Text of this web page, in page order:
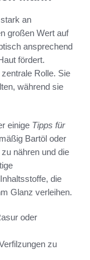
an
großen Wert auf
ansprechend
fördert.
Rolle. Sie
während sie
einige Tipps für
Bartöl oder
nähren und die
die
Glanz verleihen.
oder
zu